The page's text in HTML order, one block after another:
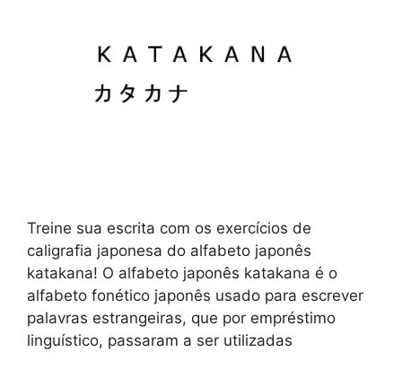
Treine sua escrita com os exercícios de
caligrafia japonesa do alfabeto japonês
katakana! O alfabeto japonês katakana é o
alfabeto fonético japonês usado para escrever
palavras estrangeiras, que por empréstimo
linguístico, passaram a ser utilizadas